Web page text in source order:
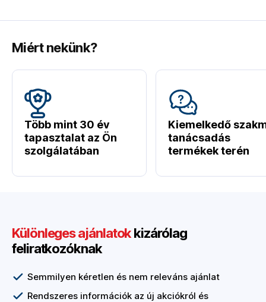
Miért nekünk?
Több mint 30 év
tapasztalat az Ön
szolgálatában
Kiemelkedő
tanácsadás
termékek terén
Különleges ajánlatokkizárólag
feliratkozóknak
Semmilyen kéretlen és nem releváns ajánlat
Rendszeres információk az új akciókról és